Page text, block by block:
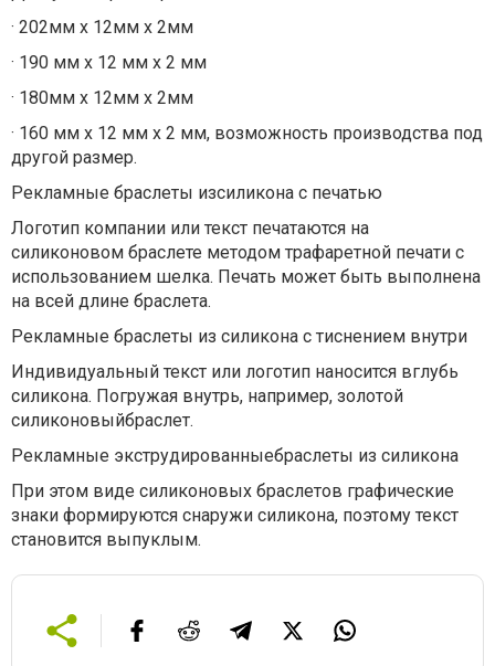
· 202мм x 12мм x 2мм
· 190 мм x 12 мм x 2 мм
· 180мм x 12мм x 2мм
· 160 мм x 12 мм x 2 мм, возможность производства под
другой размер.
Рекламные браслеты изсиликона с печатью
Логотип компании или текст печатаются на
силиконовом браслете методом трафаретной печати с
использованием шелка. Печать может быть выполнена
на всей длине браслета.
Рекламные браслеты из силикона с тиснением внутри
Индивидуальный текст или логотип наносится вглубь
силикона. Погружая внутрь, например, золотой
силиконовыйбраслет.
Рекламные экструдированныебраслеты из силикона
При этом виде силиконовых браслетов графические
знаки формируются снаружи силикона, поэтому текст
становится выпуклым.